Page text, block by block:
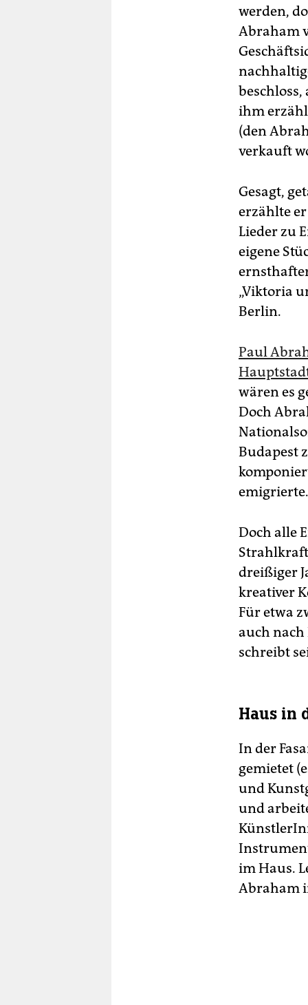
werden,
Abraham
ihm
(den
verkauft
Gesagt,
erzählte er
Lieder zu
eigene
„Viktoria
Berlin.
Paul
wären es
Doch
Budapest
emigrierte.
Doch alle
dreißiger
kreativer
Für etwa
auch nach
schreibt
Haus in
In der
gemietet
und
und
im Haus.
Abraham